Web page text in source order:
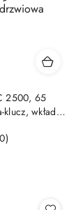
2500, 65
wkładka